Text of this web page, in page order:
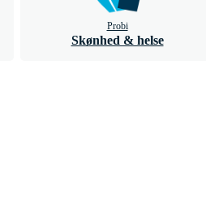
Probi
Skønhed & helse